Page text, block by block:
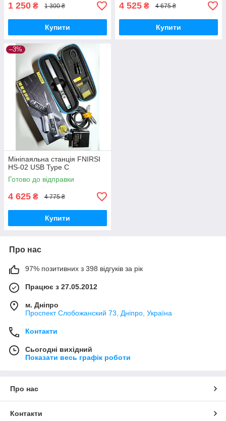
1 250 ₴ 1 300 ₴
Купити
4 525 ₴ 4 675 ₴
Купити
–3%
Мініпаяльна станція FNIRSI
HS-02 USB Type C
Готово до відправки
4 625 ₴ 4 775 ₴
Купити
Про нас
97% позитивних з 398 відгуків за рік
Працює з 27.05.2012
м. Дніпро
Проспект Слобожанский 73, Дніпро, Україна
Контакти
Сьогодні вихідний
Показати весь графік роботи
Про нас
Контакти